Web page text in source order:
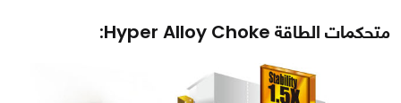
متحكمات الطاقة Hyper Alloy Choke: